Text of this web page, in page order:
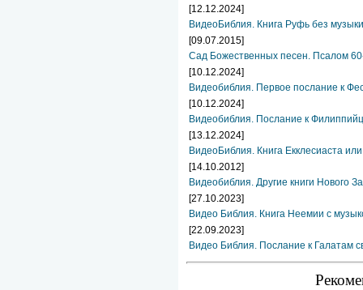
[12.12.2024]
ВидеоБиблия. Книга Руфь без музыки
[09.07.2015]
Сад Божественных песен. Псалом
[10.12.2024]
Видеобиблия. Первое послание к
[10.12.2024]
Видеобиблия. Послание к
[13.12.2024]
ВидеоБиблия. Книга Екклесиаста
[14.10.2012]
Видеобиблия. Другие книги Нового
[27.10.2023]
Видео Библия. Книга Неемии с
[22.09.2023]
Видео Библия. Послание к Галатам